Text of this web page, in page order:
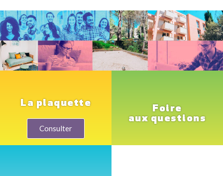
La plaquette
Consulter
Foire
aux questions